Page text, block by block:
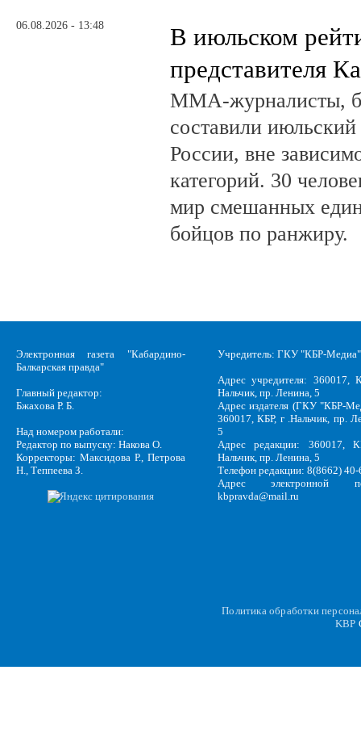
06.08.2026 - 13:48
В июльском
представителя
ММА-журналисты,
составили
России, вне
категорий. 30
мир смешанных
бойцов по ранжиру.
Электронная газета "Кабардино-
Балкарская правда"
Главный редактор:
Бжахова Р. Б.
Над номером работали:
Редактор по выпуску: Накова О.
Корректоры: Максидова Р., Петрова
Н., Теппеева З.
Учредитель: ГКУ "КБР-Медиа"
Адрес учредителя: 360017,
Нальчик, пр. Ленина, 5
Адрес издателя (ГКУ "КБР-
360017, КБР, г .Нальчик, пр.
5
Адрес редакции: 360017,
Нальчик, пр. Ленина, 5
Телефон редакции: 8(8662)
Адрес электронной
kbpravda@mail.ru
Политика обработки
KBP